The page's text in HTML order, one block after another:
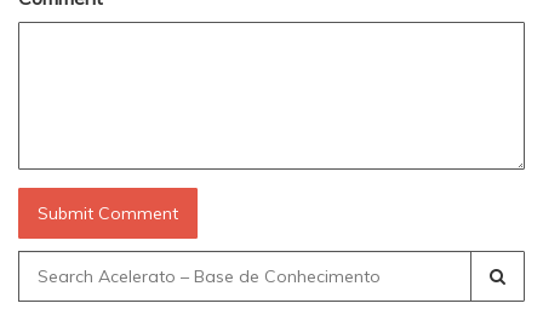
Search
for: